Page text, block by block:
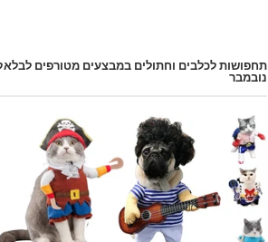
תחפושות לכלבים וחתולים במבצעים מטורפים
נובמבר